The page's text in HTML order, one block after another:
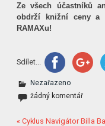
Ze všech účastníků
obdrží knižní ceny a
RAMAXu!
Sdílet...
Nezařazeno
žádný komentář
« Cyklus Navigátor Billa